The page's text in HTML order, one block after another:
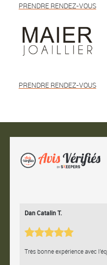
PRENDRE RENDEZ-VOUS
PRENDRE RENDEZ-VOUS
Dan Catalin T.
Très bonne expérience avec